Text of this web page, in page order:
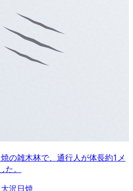
の雑木林で、通行人が体長約1メ
。
沢日焼